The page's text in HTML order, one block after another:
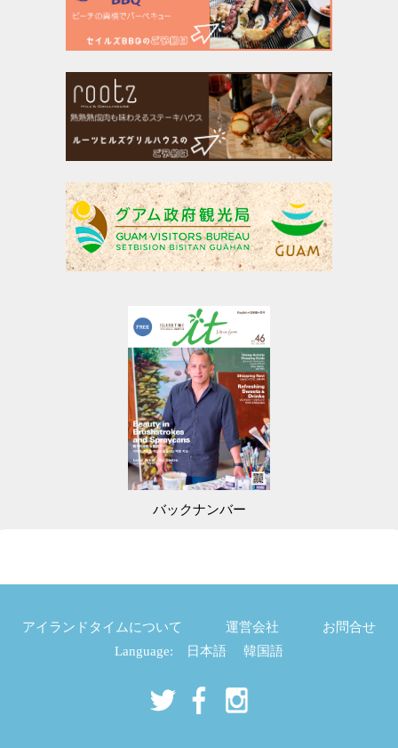
バックナンバー
アイランドタイムについて 運営会社
お問合せ
Language:
日本語 韓国語